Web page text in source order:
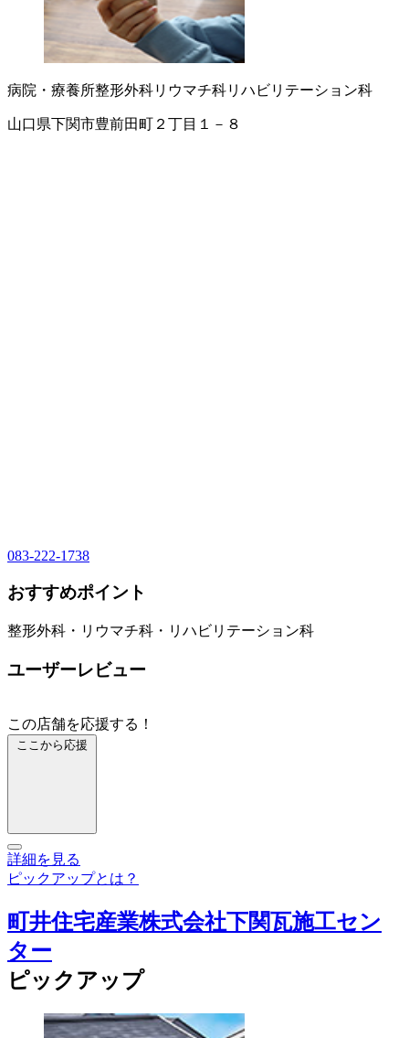
病院・療養所整形外科リウマチ科リハビリテーション科
山口県下関市豊前田町２丁目１－８
083-222-1738
おすすめポイント
整形外科・リウマチ科・リハビリテーション科
ユーザーレビュー
この店舗を応援する！
ここから応援
詳細を見る
ピックアップとは？
町井住宅産業株式会社下関瓦施工セン
ター
ピックアップ